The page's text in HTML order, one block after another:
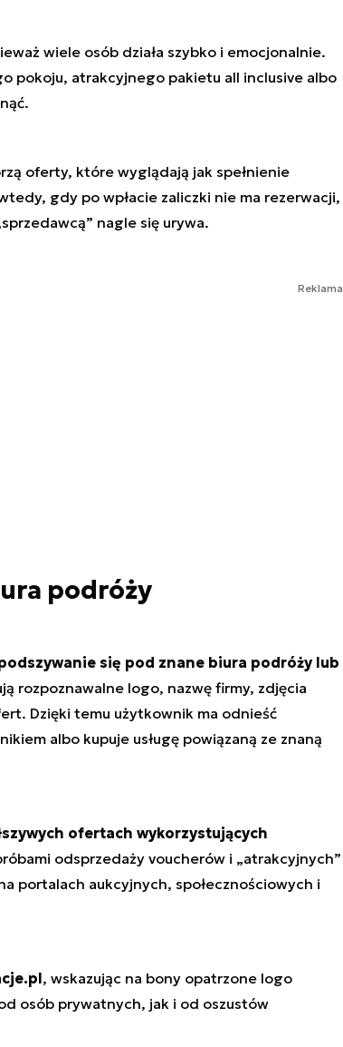
wiele osób działa szybko i emocjonalnie.
pokoju, atrakcyjnego pakietu all inclusive albo
oferty, które wyglądają jak spełnienie
gdy po wpłacie zaliczki nie ma rezerwacji,
nagle się urywa.
Reklama
podróży
się pod znane biura podróży lub
rozpoznawalne logo, nazwę firmy, zdjęcia
Dzięki temu użytkownik ma odnieść
albo kupuje usługę powiązaną ze znaną
ofertach wykorzystujących
odsprzedaży voucherów i „atrakcyjnych”
portalach aukcyjnych, społecznościowych i
, wskazując na bony opatrzone logo
osób prywatnych, jak i od oszustów